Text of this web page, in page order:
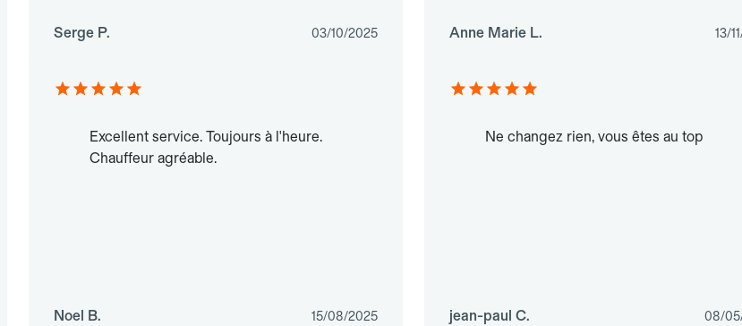
Serge P. 03/10/2025 Anne Marie L. 13/
Excellent service. Toujours à l'heure.
Chauffeur agréable.
Noel B. 15/08/2025
Ne changez rien, vous êtes au top
jean-paul C. 08/